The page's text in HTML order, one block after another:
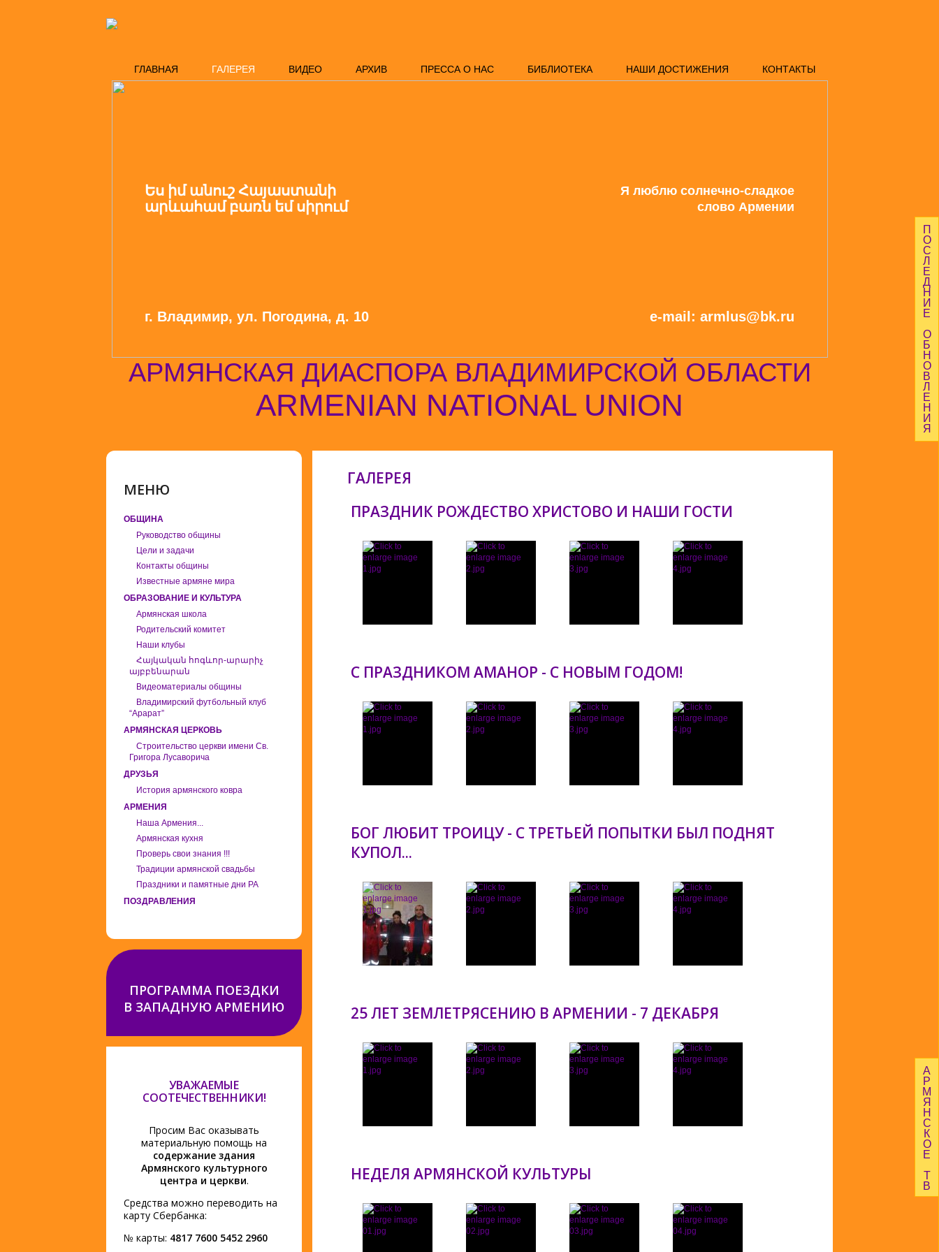
ГЛАВНАЯ ГАЛЕРЕЯ ВИДЕО АРХИВ ПРЕССА О НАС БИБЛИОТЕКА НАШИ ДОСТИЖЕНИЯ КОНТАКТЫ
Я люблю солнечно-сладкое
слово Армении
Ես իմ անուշ Հայաստանի
արևահամ բառն եմ սիրում
г. Владимир, ул. Погодина, д. 10 e-mail: armlus@bk.ru
АРМЯНСКАЯ ДИАСПОРА ВЛАДИМИРСКОЙ ОБЛАСТИ
ARMENIAN NATIONAL UNION
МЕНЮ
ОБЩИНА
Руководство общины
Цели и задачи
Контакты общины
Известные армяне мира
ОБРАЗОВАНИЕ И КУЛЬТУРА
Армянская школа
Родительский комитет
Наши клубы
Հայկական հոգևոր-արարիչ
այբբենարան
Видеоматериалы общины
Владимирский футбольный клуб
“Арарат”
АРМЯНСКАЯ ЦЕРКОВЬ
Строительство церкви имени Св.
Григора Лусаворича
ДРУЗЬЯ
История армянского ковра
АРМЕНИЯ
Наша Армения...
Армянская кухня
Проверь свои знания !!!
Традиции армянской свадьбы
Праздники и памятные дни РА
ПОЗДРАВЛЕНИЯ
ПРОГРАММА ПОЕЗДКИ
В ЗАПАДНУЮ АРМЕНИЮ
УВАЖАЕМЫЕ
СООТЕЧЕСТВЕННИКИ!
Просим Вас оказывать
материальную помощь на
содержание здания
Армянского культурного
центра и церкви.
Средства можно переводить на
карту Сбербанка:
№ карты: 4817 7600 5452 2960
ГАЛЕРЕЯ
ПРАЗДНИК РОЖДЕСТВО ХРИСТОВО И НАШИ ГОСТИ
С ПРАЗДНИКОМ АМАНОР - С НОВЫМ ГОДОМ!
БОГ ЛЮБИТ ТРОИЦУ - С ТРЕТЬЕЙ ПОПЫТКИ БЫЛ ПОДНЯТ
КУПОЛ...
25 ЛЕТ ЗЕМЛЕТРЯСЕНИЮ В АРМЕНИИ - 7 ДЕКАБРЯ
НЕДЕЛЯ АРМЯНСКОЙ КУЛЬТУРЫ
П
О
С
Л
Е
Д
Н
И
Е
О
Б
Н
О
В
Л
Е
Н
И
Я
А
Р
М
Я
Н
С
К
О
Е
Т
В